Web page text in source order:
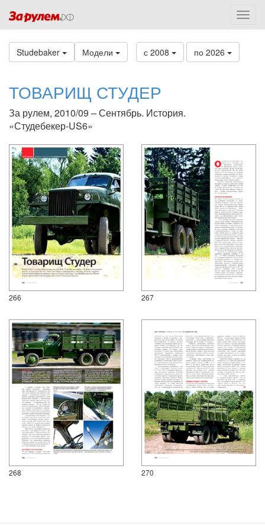
Studebaker Модели с 2008 по 2026
ТОВАРИЩ СТУДЕР
За рулем, 2010/09 – Сентябрь. История.
«Студебекер-US6»
266 267
268 270